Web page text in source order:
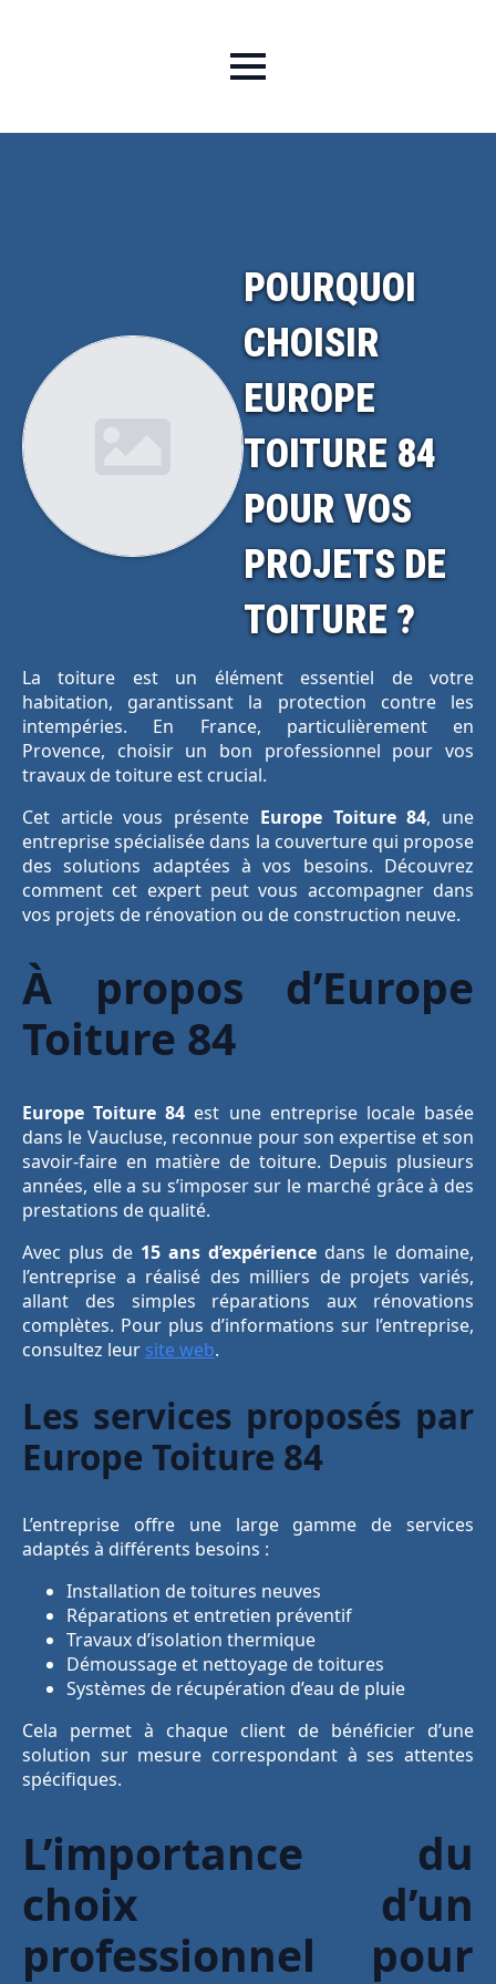
POURQUOI
CHOISIR
EUROPE
TOITURE 84
POUR VOS
PROJETS DE
TOITURE ?
La toiture est un élément essentiel de votre
habitation, garantissant la protection contre les
intempéries. En France, particulièrement en
Provence, choisir un bon professionnel pour vos
travaux de toiture est crucial.
Cet article vous présente Europe Toiture 84, une
entreprise spécialisée dans la couverture qui propose
des solutions adaptées à vos besoins. Découvrez
comment cet expert peut vous accompagner dans
vos projets de rénovation ou de construction neuve.
À propos d’Europe
Toiture 84
Europe Toiture 84 est une entreprise locale basée
dans le Vaucluse, reconnue pour son expertise et son
savoir-faire en matière de toiture. Depuis plusieurs
années, elle a su s’imposer sur le marché grâce à des
prestations de qualité.
Avec plus de 15 ans d’expérience dans le domaine,
l’entreprise a réalisé des milliers de projets variés,
allant des simples réparations aux rénovations
complètes. Pour plus d’informations sur l’entreprise,
consultez leur site web.
Les services proposés par
Europe Toiture 84
L’entreprise offre une large gamme de services
adaptés à différents besoins :
Installation de toitures neuves
Réparations et entretien préventif
Travaux d’isolation thermique
Démoussage et nettoyage de toitures
Systèmes de récupération d’eau de pluie
Cela permet à chaque client de bénéficier d’une
solution sur mesure correspondant à ses attentes
spécifiques.
L’importance du
choix d’un
professionnel pour